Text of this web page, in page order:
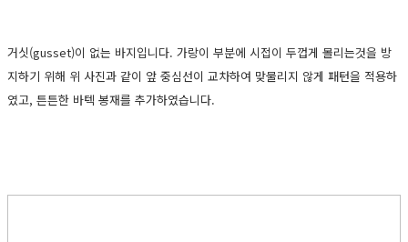
거싯(gusset)이 없는 바지입니다. 가랑이 부분에 시접이 두껍게 몰리는것을 방
지하기 위해 위 사진과 같이 앞 중심선이 교차하여 맞물리지 않게 패턴을 적용하
였고, 튼튼한 바텍 봉재를 추가하였습니다.